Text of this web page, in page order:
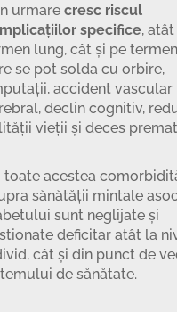
urmare cresc riscul
specifice, atât
lung, cât și pe
se pot solda cu orbire,
accident vascular
declin cognitiv,
vieții și deces
toate acestea
sănătății mintale
sunt neglijate și
deficitar atât la
cât și din punct de
de sănătate.